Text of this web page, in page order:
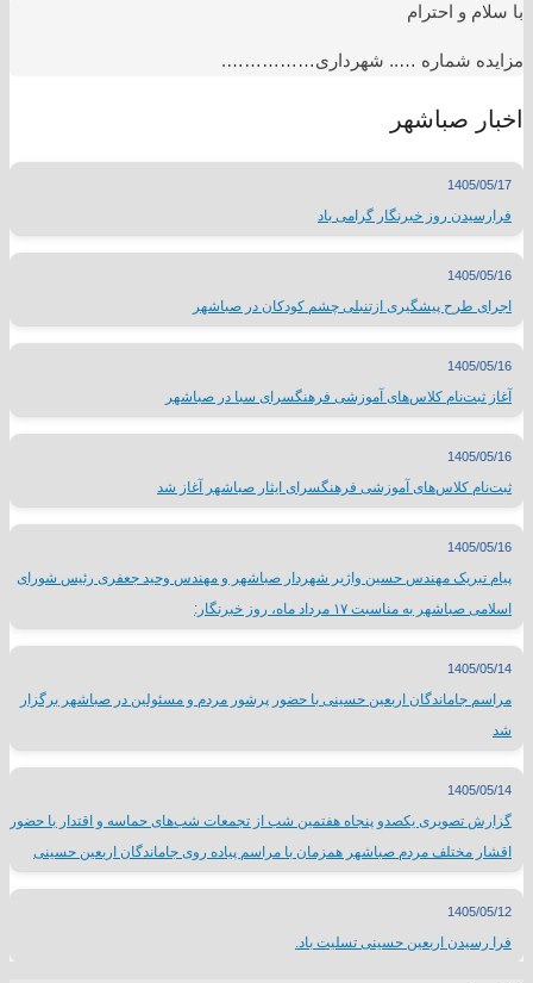
با سلام و احترام
مزایده شماره ….. شهرداری…………….
اخبار صباشهر
1405/05/17
فرارسیدن روز خبرنگار گرامی باد
1405/05/16
اجرای طرح پیشگیری ازتنبلی چشم کودکان در صباشهر
1405/05/16
آغاز ثبت‌نام کلاس‌های آموزشی فرهنگسرای سبا در صباشهر
1405/05/16
ثبت‌نام کلاس‌های آموزشی فرهنگسرای ایثار صباشهر آغاز شد
1405/05/16
پیام تبریک مهندس حسین واژیر شهردار صباشهر و مهندس وحید جعفری رئیس شورای
اسلامی صباشهر به مناسبت ۱۷ مرداد ماه، روز خبرنگار:
1405/05/14
مراسم جاماندگان اربعین حسینی با حضور پرشور مردم و مسئولین در صباشهر برگزار
شد
1405/05/14
گزارش تصویری یکصدو پنجاه هفتمین شب از تجمعات شب‌های حماسه و اقتدار با حضور
اقشار مختلف مردم صباشهر همزمان با مراسم پیاده روی جاماندگان اربعین حسینی
1405/05/12
فرا رسیدن اربعین حسینی تسلیت باد.